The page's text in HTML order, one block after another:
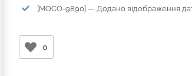
[MOCO-9890] — Додано відображення
0